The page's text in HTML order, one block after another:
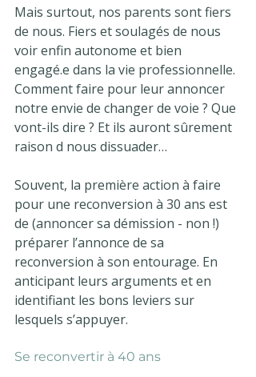
Mais surtout, nos parents sont fiers
de nous. Fiers et soulagés de nous
voir enfin autonome et bien
engagé.e dans la vie professionnelle.
Comment faire pour leur annoncer
notre envie de changer de voie ? Que
vont-ils dire ? Et ils auront sûrement
raison d nous dissuader…
Souvent, la première action à faire
pour une reconversion à 30 ans est
de (annoncer sa démission - non !)
préparer l’annonce de sa
reconversion à son entourage. En
anticipant leurs arguments et en
identifiant les bons leviers sur
lesquels s’appuyer.
Se reconvertir à 40 ans